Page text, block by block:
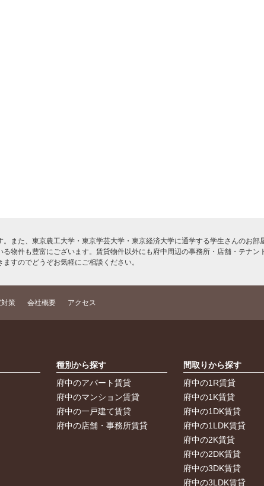
また、東京農工大学・東京学芸大学・東京経済大学に通学する学生さんのお
物件も豊富にございます。賃貸物件以外にも府中周辺の事務所・店舗・テナ
すのでどうぞお気軽にご相談ください。
策 会社概要 アクセス
種別から探す
府中のアパート賃貸
府中のマンション賃貸
府中の一戸建て賃貸
府中の店舗・事務所賃貸
間取りから探す
府中の1R賃貸
府中の1K賃貸
府中の1DK賃貸
府中の1LDK賃貸
府中の2K賃貸
府中の2DK賃貸
府中の3DK賃貸
府中の3LDK賃貸